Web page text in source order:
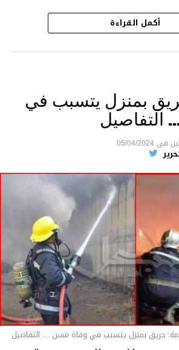
مركز الأمن الوطني بحي
قياسي من محاصرة المشتبه به
على التحقيق في خصوص
أكمل القراءة
بمنزل يتسبب في
فى 05/04/2024
حريق بمنزل يتسبب في وفاة مسن ... التفاصيل